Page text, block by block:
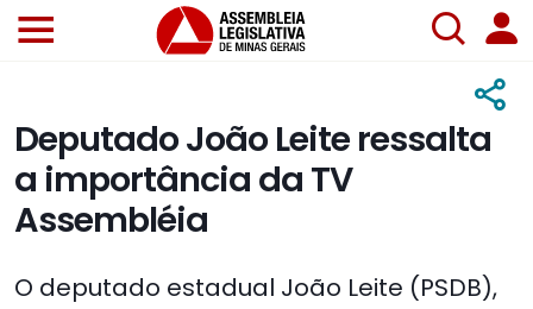
Deputado João Leite ressalta
a importância da TV
Assembléia
O deputado estadual João Leite (PSDB),